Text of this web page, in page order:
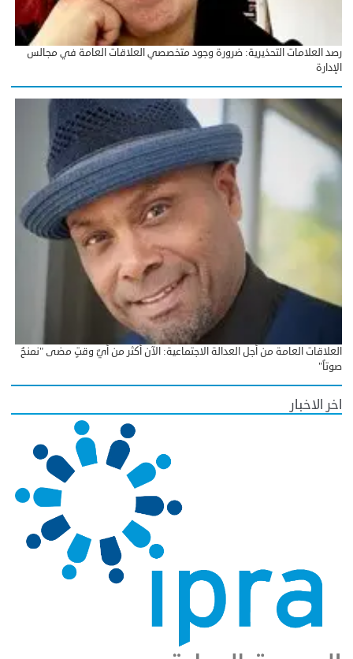
رصد العلامات التحذيرية: ضرورة وجود متخصصي العلاقات العامة في مجالس
الإدارة
العلاقات العامة من أجل العدالة الاجتماعية: الآن أكثر من أيّ وقتٍ مضى "نمنحُ
صوتاً"
اخر الاخبار